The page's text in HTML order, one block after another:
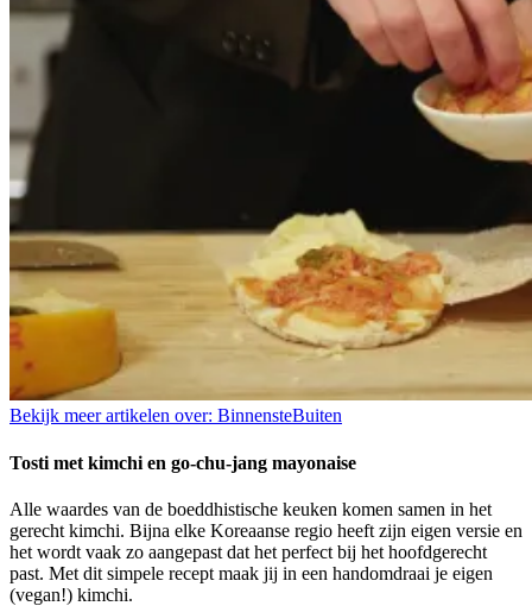
Bekijk meer artikelen over: BinnensteBuiten
Tosti met kimchi en go-chu-jang mayonaise
Alle waardes van de boeddhistische keuken komen samen in het
gerecht kimchi. Bijna elke Koreaanse regio heeft zijn eigen versie en
het wordt vaak zo aangepast dat het perfect bij het hoofdgerecht
past. Met dit simpele recept maak jij in een handomdraai je eigen
(vegan!) kimchi.